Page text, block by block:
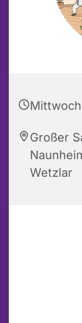
Großer
Wetzlar